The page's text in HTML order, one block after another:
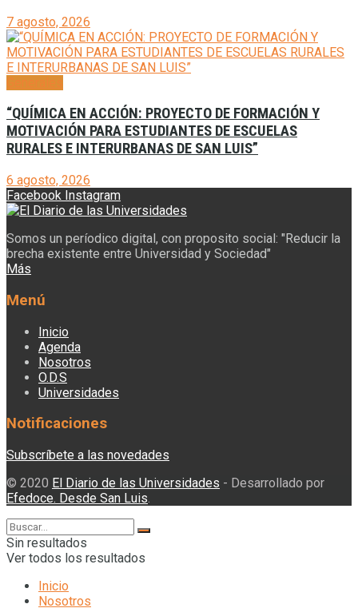
7 agosto, 2026
“QUÍMICA EN ACCIÓN: PROYECTO DE FORMACIÓN Y
MOTIVACIÓN PARA ESTUDIANTES DE ESCUELAS
RURALES E INTERURBANAS DE SAN LUIS”
6 agosto, 2026
Facebook Instagram
Somos un períodico digital, con proposito social: "Reducir la
brecha existente entre Universidad y Sociedad"
Más
Menú
Inicio
Agenda
Nosotros
O.D.S
Universidades
Notificaciones
Subscríbete a las novedades
© 2020 El Diario de las Universidades - Desarrollado por
Efedoce. Desde San Luis.
Sin resultados
Ver todos los resultados
Inicio
Nosotros